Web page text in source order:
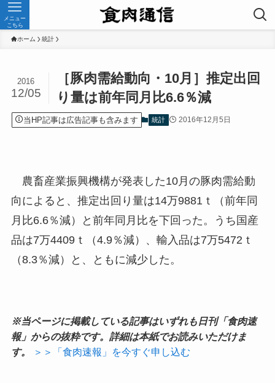
メニュー
こちら
ホーム 統計
［豚肉需給動向・10月］推定出回
り量は前年同月比6.6％減
2016
12/05
当HP記事は広告記事も含みます 統計 2016年12月5日
農畜産業振興機構が発表した10月の豚肉需給動
向によると、推定出回り量は14万9881ｔ（前年同
月比6.6％減）と前年同月比を下回った。うち国産
品は7万4409ｔ（4.9％減）、輸入品は7万5472ｔ
（8.3％減）と、ともに減少した。
※当ページに掲載している記事はいずれも日刊「食肉速
報」からの抜粋です。詳細は本紙でお読みいただけま
す。
＞＞「食肉速報」を今すぐ申し込む